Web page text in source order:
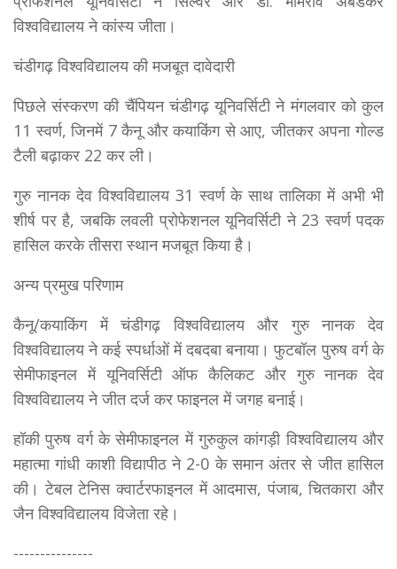
विश्वविद्यालय ने कांस्य जीता।
चंडीगढ़ विश्वविद्यालय की मजबूत दावेदारी
पिछले संस्करण की चैंपियन चंडीगढ़ यूनिवर्सिटी ने मंगलवार को कुल
11 स्वर्ण, जिनमें 7 कैनू और कयाकिंग से आए, जीतकर अपना गोल्ड
टैली बढ़ाकर 22 कर ली।
गुरु नानक देव विश्वविद्यालय 31 स्वर्ण के साथ तालिका में अभी भी
शीर्ष पर है, जबकि लवली प्रोफेशनल यूनिवर्सिटी ने 23 स्वर्ण पदक
हासिल करके तीसरा स्थान मजबूत किया है।
अन्य प्रमुख परिणाम
कैनू/कयाकिंग में चंडीगढ़ विश्वविद्यालय और गुरु नानक देव
विश्वविद्यालय ने कई स्पर्धाओं में दबदबा बनाया। फुटबॉल पुरुष वर्ग के
सेमीफाइनल में यूनिवर्सिटी ऑफ कैलिकट और गुरु नानक देव
विश्वविद्यालय ने जीत दर्ज कर फाइनल में जगह बनाई।
हॉकी पुरुष वर्ग के सेमीफाइनल में गुरुकुल कांगड़ी विश्वविद्यालय और
महात्मा गांधी काशी विद्यापीठ ने 2-0 के समान अंतर से जीत हासिल
की। टेबल टेनिस क्वार्टरफाइनल में आदमास, पंजाब, चितकारा और
जैन विश्वविद्यालय विजेता रहे।
---------------